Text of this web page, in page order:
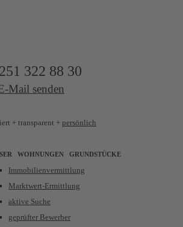
322 88 30
Mail senden
+transparent + persönlich
WOHNUNGEN GRUNDSTÜCKE
Immobilienvermittlung
Marktwert-Ermittlung
aktive Suche
geprüfter Bewerber